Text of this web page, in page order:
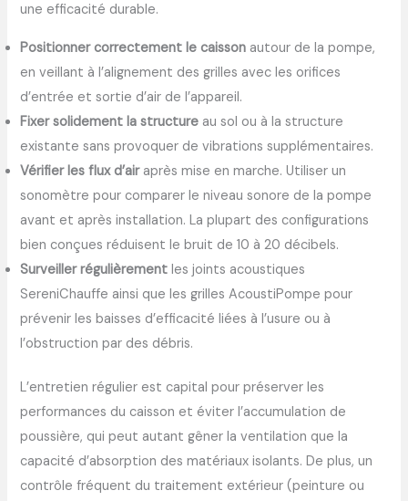
une efficacité durable.
Positionner correctement le caisson autour de la pompe,
en veillant à l’alignement des grilles avec les orifices
d’entrée et sortie d’air de l’appareil.
Fixer solidement la structure au sol ou à la structure
existante sans provoquer de vibrations supplémentaires.
Vérifier les flux d’airaprès mise en marche. Utiliser un
sonomètre pour comparer le niveau sonore de la pompe
avant et après installation. La plupart des configurations
bien conçues réduisent le bruit de 10 à 20 décibels.
Surveiller régulièrement les joints acoustiques
SereniChauffe ainsi que les grilles AcoustiPompe pour
prévenir les baisses d’efficacité liées à l’usure ou à
l’obstruction par des débris.
L’entretien régulier est capital pour préserver les
performances du caisson et éviter l’accumulation de
poussière, qui peut autant gêner la ventilation que la
capacité d’absorption des matériaux isolants. De plus, un
contrôle fréquent du traitement extérieur (peinture ou